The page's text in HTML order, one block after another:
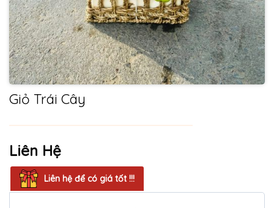
Giỏ Trái Cây
Liên Hệ
Liên hệ để có giá tốt !!!